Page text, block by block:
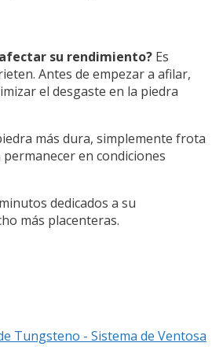
su rendimiento? Es
Antes de empezar a afilar,
el desgaste en la piedra
más dura, simplemente frota
en condiciones
dedicados a su
más placenteras.
Tungsteno - Sistema de Ventosa